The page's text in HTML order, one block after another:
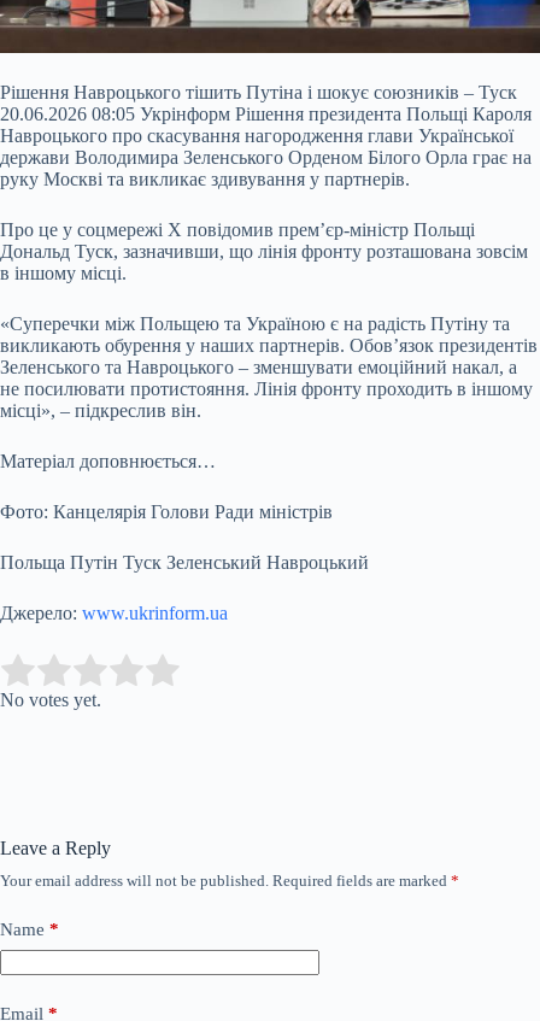
Рішення Навроцького тішить Путіна і шокує союзників – Туск
20.06.2026 08:05 Укрінформ Рішення президента Польщі Кароля
Навроцького про скасування нагородження глави Української
держави Володимира Зеленського Орденом Білого Орла грає на
руку Москві та викликає здивування у партнерів.
Про це у соцмережі X повідомив прем’єр-міністр Польщі
Дональд Туск, зазначивши, що лінія фронту розташована зовсім
в іншому місці.
«Суперечки між Польщею та Україною є на радість Путіну та
викликають обурення у наших партнерів. Обов’язок президентів
Зеленського та Навроцького – зменшувати емоційний накал, а
не посилювати протистояння. Лінія фронту проходить в іншому
місці», – підкреслив він.
Матеріал доповнюється…
Фото: Канцелярія Голови Ради міністрів
Польща Путін Туск Зеленський Навроцький
Джерело: www.ukrinform.ua
Rate this item:
No votes yet.
Leave a Reply
Your email address will not be published. Required fields are marked *
Name *
Email *